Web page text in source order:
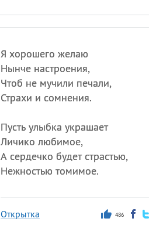
Я хорошего желаю
Нынче настроения,
Чтоб не мучили печали,
Страхи и сомнения.
Пусть улыбка украшает
Личико любимое,
А сердечко будет страстью,
Нежностью томимое.
Открытка 486